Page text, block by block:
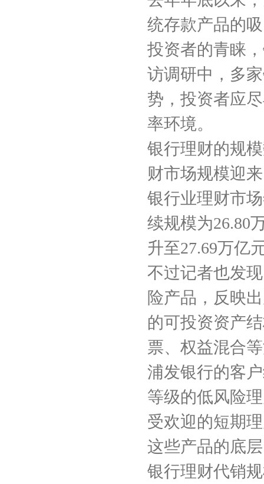
统存款产品的
投资者的青睐
访调研中，多
势，投资者应
率环境。
银行理财的规
财市场规模迎
银行业理财市
续规模为26.80
升至27.69万亿
不过记者也发
险产品，反映
的可投资资产
票、权益混合
浦发银行的客
等级的低风险
受欢迎的短期
这些产品的底
银行理财代销